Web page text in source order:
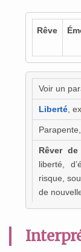
Rêve
Voir un
Liberté,
Rêver de
liberté,
risque,
de